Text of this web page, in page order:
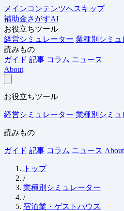
メインコンテンツへスキップ
補助金さがすAI
お役立ちツール
経営シミュレーター 業種別シミュ
読みもの
ガイド 記事 コラム ニュース
About
お役立ちツール
経営シミュレーター 業種別シミュ
読みもの
ガイド 記事 コラム ニュース About
トップ
/
業種別シミュレーター
/
宿泊業・ゲストハウス